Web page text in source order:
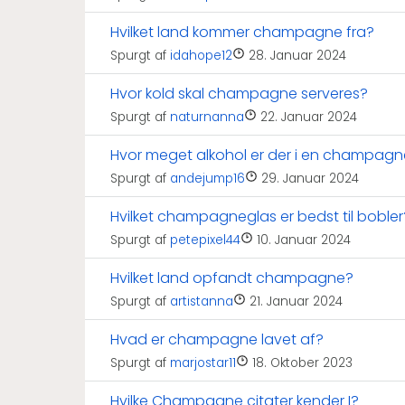
Hvilket land kommer champagne fra?
Spurgt af idahope12 28. Januar 2024
Hvor kold skal champagne serveres?
Spurgt af naturnanna 22. Januar 2024
Hvor meget alkohol er der i en
Spurgt af andejump16 29. Januar 2024
Hvilket champagneglas er bedst til
Spurgt af petepixel44 10. Januar 2024
Hvilket land opfandt champagne?
Spurgt af artistanna 21. Januar 2024
Hvad er champagne lavet af?
Spurgt af marjostar11 18. Oktober 2023